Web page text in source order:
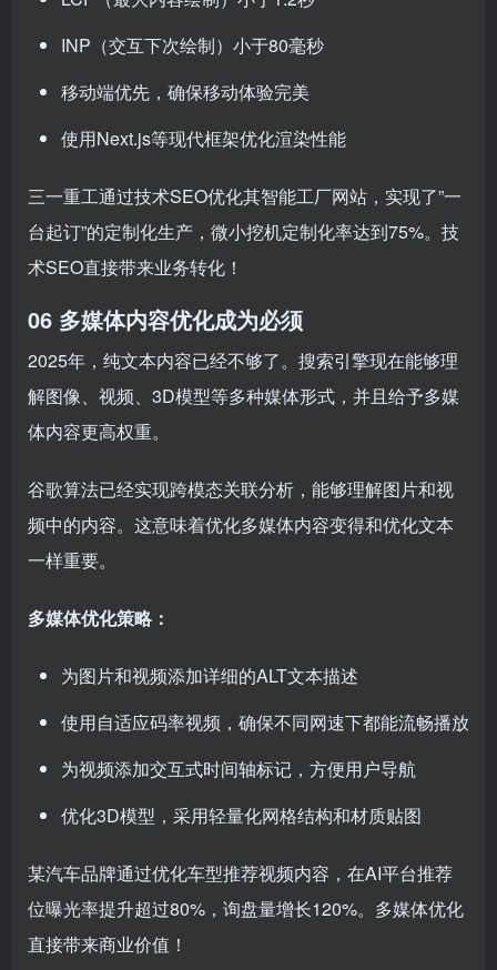
INP（交互下次绘制）小于80毫秒
移动端优先，确保移动体验完美
使用Next.js等现代框架优化渲染性能
三一重工通过技术SEO优化其智能工厂网站，实现了”一
台起订”的定制化生产，微小挖机定制化率达到75%。技
术SEO直接带来业务转化！
06 多媒体内容优化成为必须
2025年，纯文本内容已经不够了。搜索引擎现在能够理
解图像、视频、3D模型等多种媒体形式，并且给予多媒
体内容更高权重。
谷歌算法已经实现跨模态关联分析，能够理解图片和视
频中的内容。这意味着优化多媒体内容变得和优化文本
一样重要。
多媒体优化策略：
为图片和视频添加详细的ALT文本描述
使用自适应码率视频，确保不同网速下都能流畅播放
为视频添加交互式时间轴标记，方便用户导航
优化3D模型，采用轻量化网格结构和材质贴图
某汽车品牌通过优化车型推荐视频内容，在AI平台推荐
位曝光率提升超过80%，询盘量增长120%。多媒体优化
直接带来商业价值！